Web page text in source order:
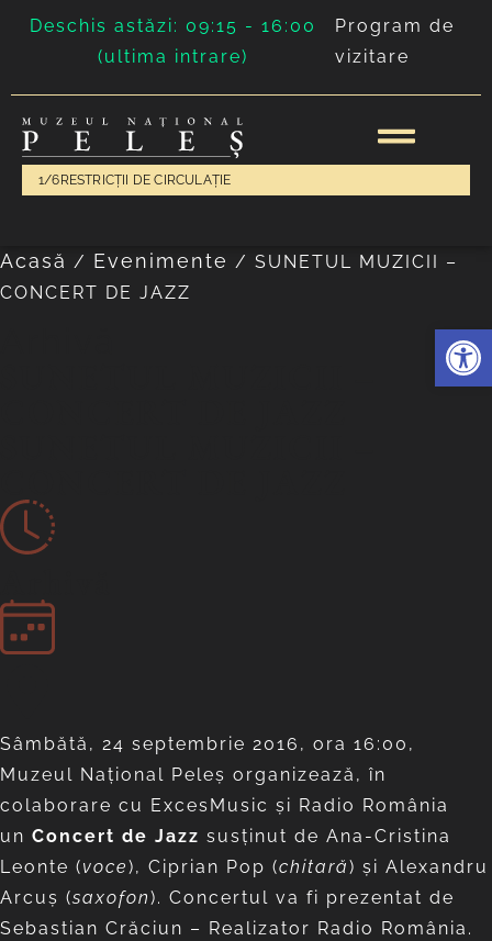
Deschis astăzi: 09:15 - 16:00
(ultima intrare)
Program de
vizitare
1/6 RESTRICȚII DE CIRCULAȚIE
Acasă / Evenimente / SUNETUL MUZICII –
CONCERT DE JAZZ
Sâmbătă, 24 septembrie 2016, ora 16:00,
Muzeul Național Peleș organizează, în
colaborare cu ExcesMusic și Radio România
un Concert de Jazz susținut de Ana-Cristina
Leonte (voce), Ciprian Pop (chitară) și Alexandru
Arcuș (saxofon). Concertul va fi prezentat de
Sebastian Crăciun – Realizator Radio România.